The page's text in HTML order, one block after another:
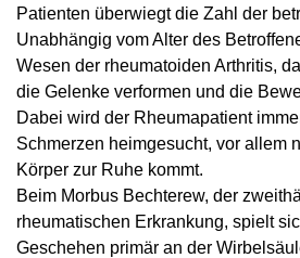
Patienten überwiegt die Zahl der
Unabhängig vom Alter des
Wesen der rheumatoiden Arthritis,
die Gelenke verformen und die
Dabei wird der Rheumapatient
Schmerzen heimgesucht, vor allem
Körper zur Ruhe kommt.
Beim Morbus Bechterew, der
rheumatischen Erkrankung, spielt
Geschehen primär an der